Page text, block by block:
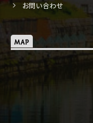
お問い合わせ
MAP